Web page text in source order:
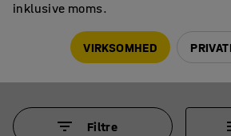
Butiksreoler
Filtre
inklusive moms.
VIRKSOMHED